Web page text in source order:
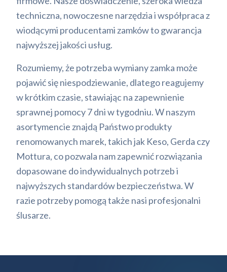
techniczna, nowoczesne narzędzia i współpraca z
wiodącymi producentami zamków to gwarancja
najwyższej jakości usług.
Rozumiemy, że potrzeba wymiany zamka może
pojawić się niespodziewanie, dlatego reagujemy
w krótkim czasie, stawiając na zapewnienie
sprawnej pomocy 7 dni w tygodniu. W naszym
asortymencie znajdą Państwo produkty
renomowanych marek, takich jak Keso, Gerda czy
Mottura, co pozwala nam zapewnić rozwiązania
dopasowane do indywidualnych potrzeb i
najwyższych standardów bezpieczeństwa. W
razie potrzeby pomogą także nasi profesjonalni
ślusarze.